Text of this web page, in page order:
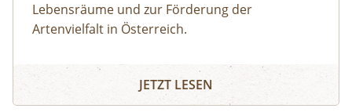
Lebensräume und zur Förderung der
Artenvielfalt in Österreich.
JETZT LESEN